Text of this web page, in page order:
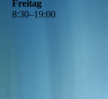
Freitag
8:30–19:00